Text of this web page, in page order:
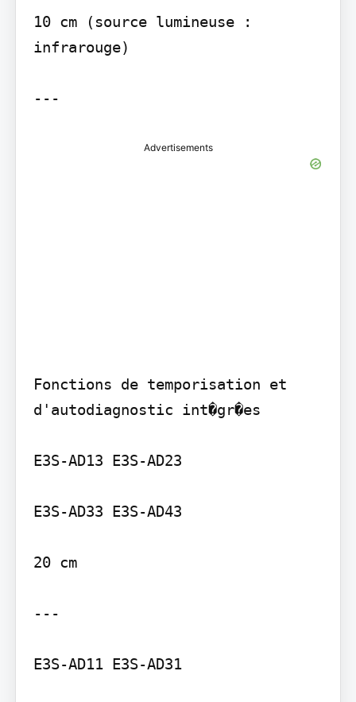
10 cm (source lumineuse :
infrarouge)
---
Advertisements
Fonctions de temporisation et
d'autodiagnostic int�gr�es
E3S-AD13 E3S-AD23
E3S-AD33 E3S-AD43
20 cm
---
E3S-AD11 E3S-AD31